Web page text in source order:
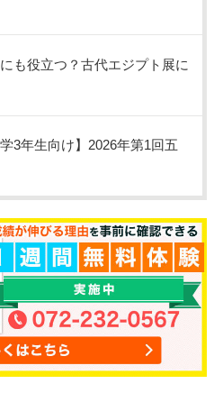
も役立つ？古代エジプト展に
学3年生向け】2026年第1回五